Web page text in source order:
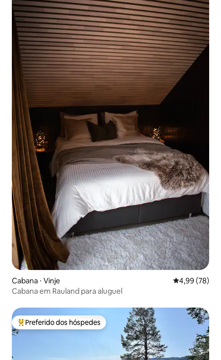
Cabana ⋅ Vinje 4,99 de uma
4,99 (78)
Cabana em Rauland para aluguel
Entre os melhores preferidos dos hóspedes
Preferido dos hóspedes